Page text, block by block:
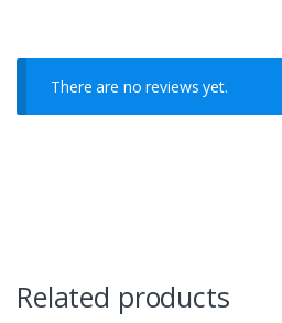
There are no reviews yet.
Related products